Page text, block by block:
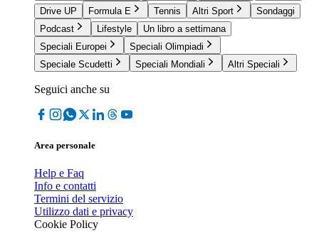
Drive UP
Formula E Tennis Altri Sport
Sondaggi
Podcast
Lifestyle
Un libro a settimana
Speciali Europei
Speciali Olimpiadi
Speciale Scudetti
Speciali Mondiali Altri Speciali
Seguici anche su
Area personale
Help e Faq
Info e contatti
Termini del servizio
Utilizzo dati e privacy
Cookie Policy